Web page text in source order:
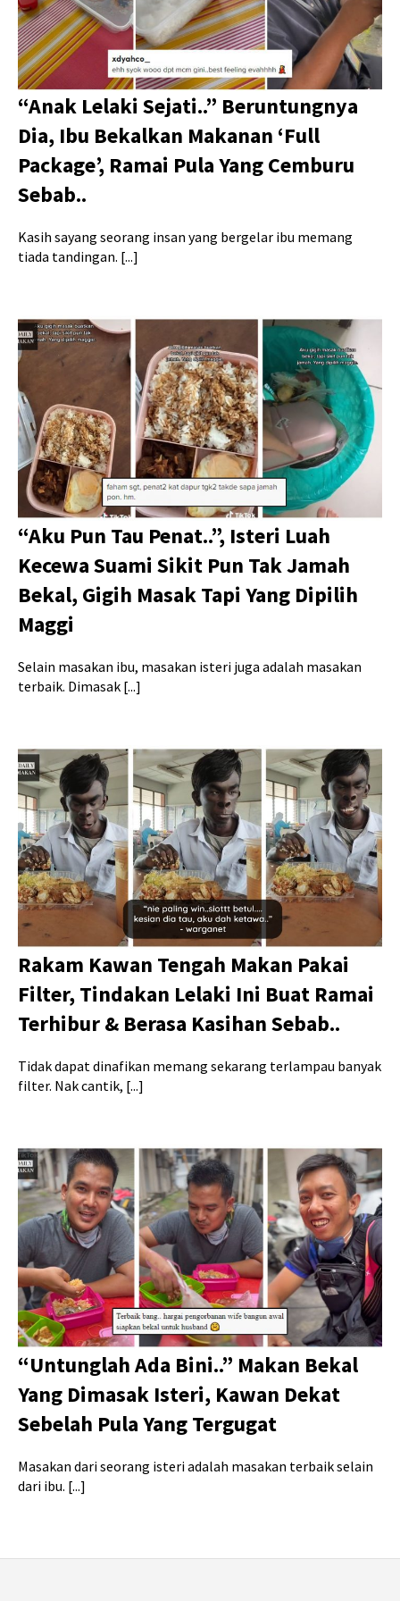
“Anak Lelaki Sejati..” Beruntungnya
Dia, Ibu Bekalkan Makanan ‘Full
Package’, Ramai Pula Yang Cemburu
Sebab..
Kasih sayang seorang insan yang bergelar ibu memang
tiada tandingan. [...]
“Aku Pun Tau Penat..”, Isteri Luah
Kecewa Suami Sikit Pun Tak Jamah
Bekal, Gigih Masak Tapi Yang Dipilih
Maggi
Selain masakan ibu, masakan isteri juga adalah masakan
terbaik. Dimasak [...]
Rakam Kawan Tengah Makan Pakai
Filter, Tindakan Lelaki Ini Buat Ramai
Terhibur & Berasa Kasihan Sebab..
Tidak dapat dinafikan memang sekarang terlampau banyak
filter. Nak cantik, [...]
“Untunglah Ada Bini..” Makan Bekal
Yang Dimasak Isteri, Kawan Dekat
Sebelah Pula Yang Tergugat
Masakan dari seorang isteri adalah masakan terbaik selain
dari ibu. [...]